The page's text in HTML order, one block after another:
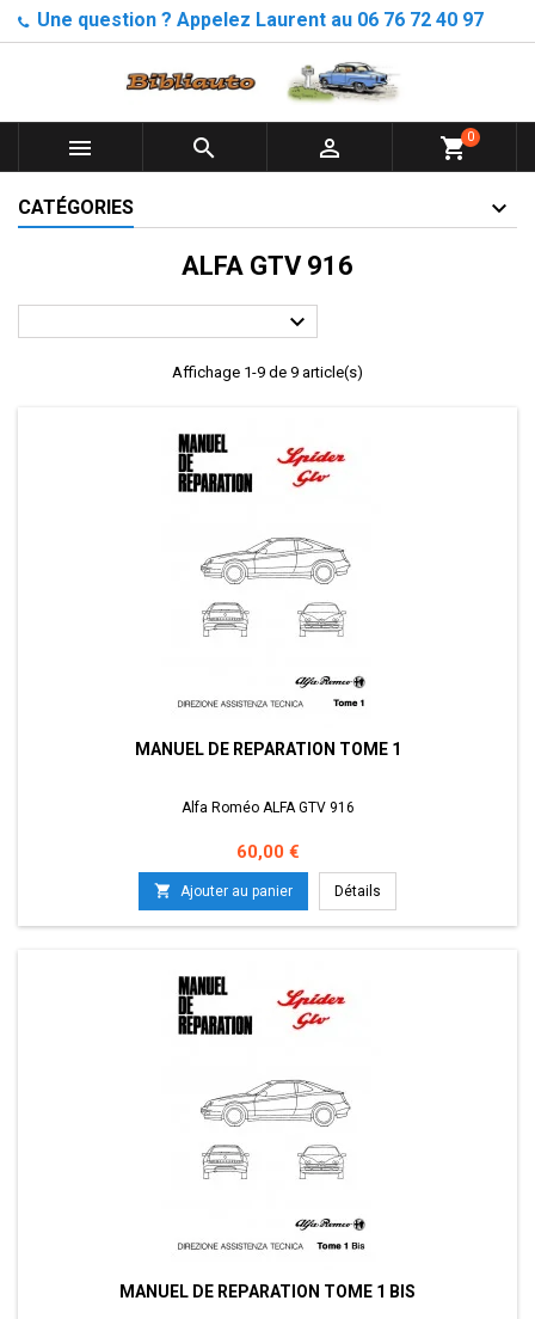
Une question ? Appelez Laurent au 06 76 72 40 97
   shopping_cart0
CATÉGORIES
ALFA GTV 916

Affichage 1-9 de 9 article(s)
MANUEL DE REPARATION TOME 1
Alfa Roméo ALFA GTV 916
Prix
60,00 €
 Ajouter au panier Détails
MANUEL DE REPARATION TOME 1 BIS